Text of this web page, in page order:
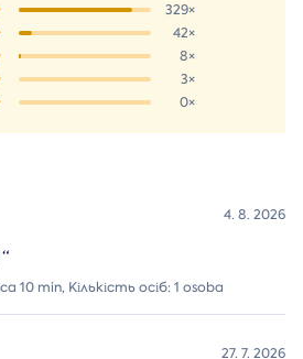
329×
42×
8×
3×
0×
4. 8. 2026
“
10 min, Кількість осіб: 1 osoba
27. 7. 2026